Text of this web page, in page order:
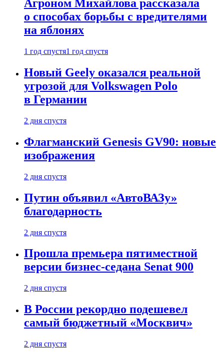
Агроном Михайлова рассказала
о способах борьбы с вредителями
на яблонях
1 год спустя1 год спустя
Новый Geely оказался реальной
угрозой для Volkswagen Polo
в Германии
2 дня спустя
Флагманский Genesis GV90: новые
изображения
2 дня спустя
Путин объявил «АвтоВАЗу»
благодарность
2 дня спустя
Прошла премьера пятиместной
версии бизнес-седана Senat 900
2 дня спустя
В России рекордно подешевел
самый бюджетный «Москвич»
2 дня спустя